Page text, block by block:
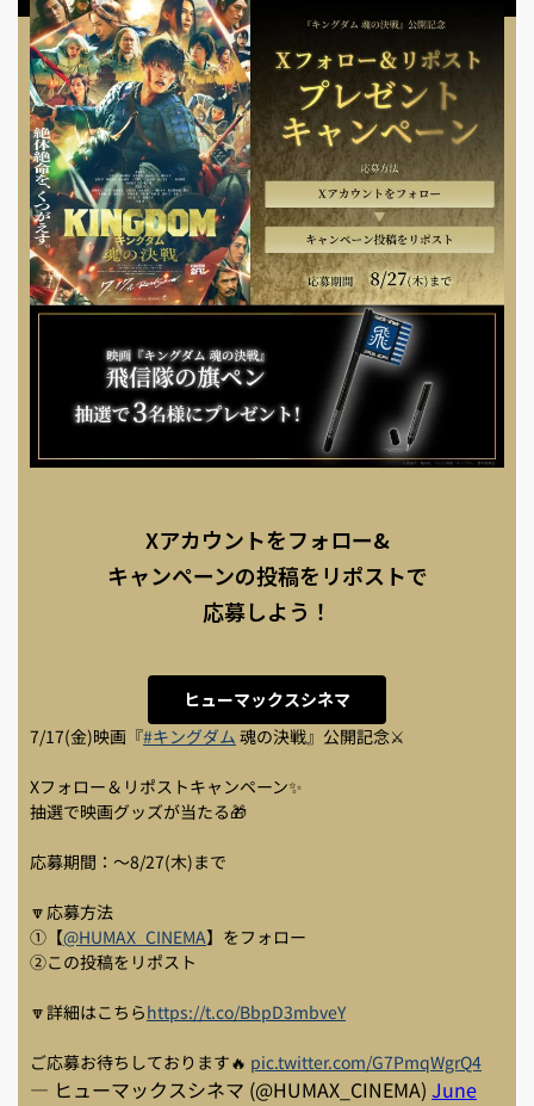
Xアカウントをフォロー&
キャンペーンの投稿をリポストで
応募しよう！
ヒューマックスシネマ
7/17(金)映画『#キングダム 魂の決戦』公開記念⚔
Xフォロー＆リポストキャンペーン✨
抽選で映画グッズが当たる🎁
応募期間：～8/27(木)まで
🔽応募方法
①【@HUMAX_CINEMA】をフォロー
②この投稿をリポスト
🔽詳細はこちらhttps://t.co/BbpD3mbveY
ご応募お待ちしております🔥 pic.twitter.com/G7PmqWgrQ4
— ヒューマックスシネマ (@HUMAX_CINEMA) June